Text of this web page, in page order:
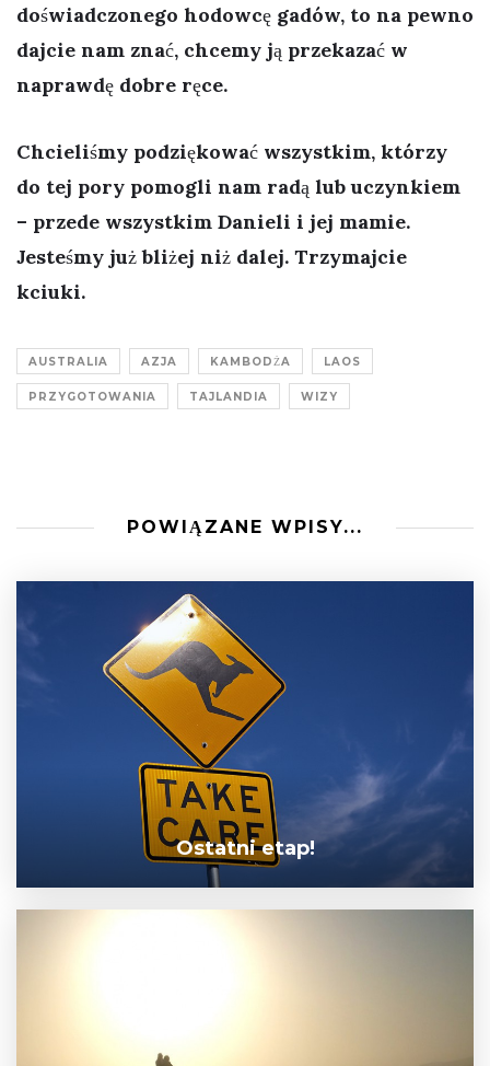
doświadczonego hodowcę gadów, to na pewno
dajcie nam znać, chcemy ją przekazać w
naprawdę dobre ręce.
Chcieliśmy podziękować wszystkim, którzy
do tej pory pomogli nam radą lub uczynkiem
– przede wszystkim Danieli i jej mamie.
Jesteśmy już bliżej niż dalej. Trzymajcie
kciuki.
AUSTRALIA AZJA KAMBODŻA LAOS
PRZYGOTOWANIA TAJLANDIA WIZY
POWIĄZANE WPISY...
Ostatni etap!